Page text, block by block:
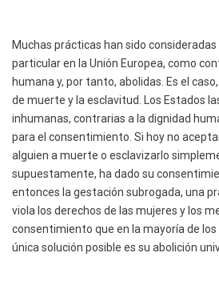
Muchas prácticas han sido consideradas
particular en la Unión Europea, como
humana y, por tanto, abolidas. Es el
de muerte y la esclavitud. Los Estados
inhumanas, contrarias a la dignidad
para el consentimiento. Si hoy no
alguien a muerte o esclavizarlo
supuestamente, ha dado su
entonces la gestación subrogada, una
viola los derechos de las mujeres y los
consentimiento que en la mayoría de
única solución posible es su abolición